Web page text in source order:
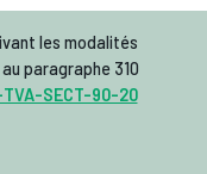
les modalités
paragraphe 310
TVA-SECT-90-20